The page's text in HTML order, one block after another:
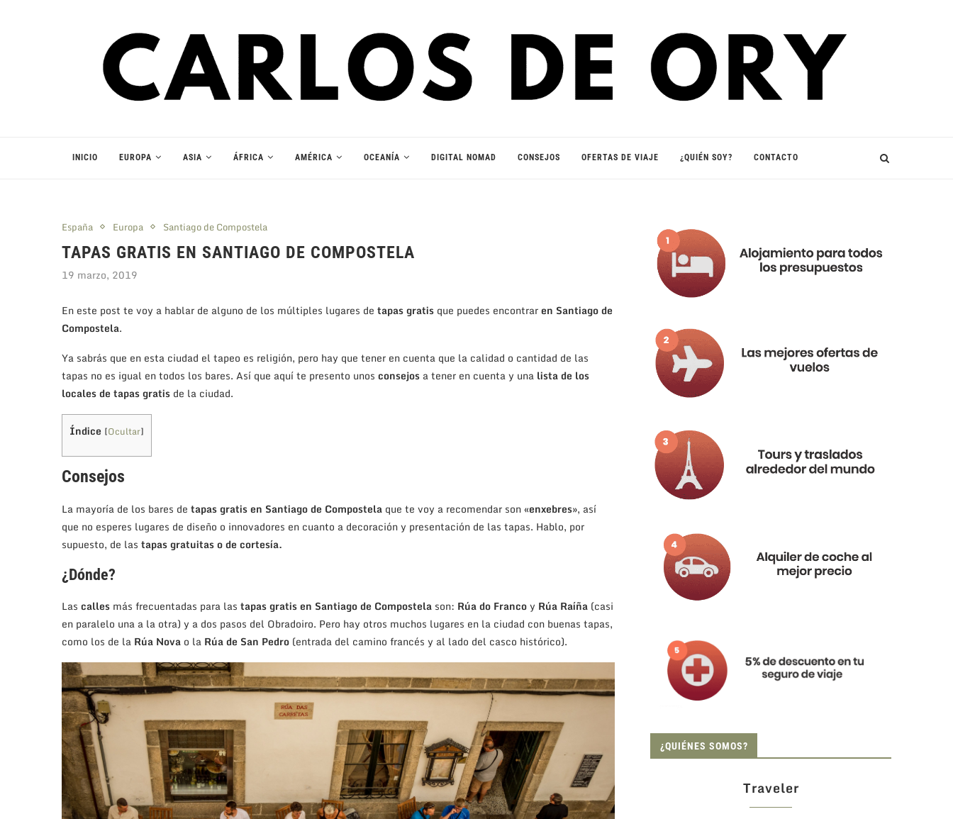
INICIO EUROPA ASIA ÁFRICA AMÉRICA OCEANÍA DIGITAL NOMAD CONSEJOS OFERTAS DE VIAJE ¿QUIÉN SOY? CONTACTO
España Europa Santiago de Compostela
TAPAS GRATIS EN SANTIAGO DE COMPOSTELA
19 marzo, 2019
En este post te voy a hablar de alguno de los múltiples lugares de tapas gratis que puedes encontraren Santiago de
Compostela.
Ya sabrás que en esta ciudad el tapeo es religión, pero hay que tener en cuenta que la calidad o cantidad de las
tapas no es igual en todos los bares. Así que aquí te presento unos consejos a tener en cuenta y una lista de los
locales de tapas gratis de la ciudad.
Índice [Ocultar]
Consejos
La mayoría de los bares de tapas gratis en Santiago de Compostela que te voy a recomendar son «enxebres», así
que no esperes lugares de diseño o innovadores en cuanto a decoración y presentación de las tapas. Hablo, por
supuesto, de las tapas gratuitaso de cortesía.
¿Dónde?
Las calles más frecuentadas para las tapas gratis en Santiago de Compostela son: Rúa do Francoy Rúa Raíña (casi
en paralelo una a la otra) y a dos pasos del Obradoiro. Pero hay otros muchos lugares en la ciudad con buenas tapas,
como los de la Rúa Nova o la Rúa de San Pedro (entrada del camino francés y al lado del casco histórico).
¿QUIÉNES SOMOS?
Traveler